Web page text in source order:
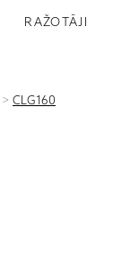
RAŽOTĀJI
> CLG160